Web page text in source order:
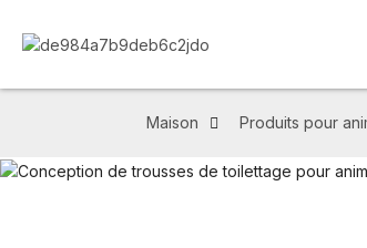
Maison Produits pour